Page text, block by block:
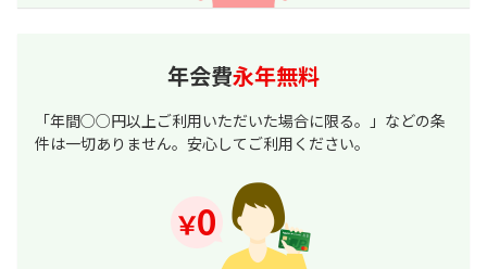
年会費永年無料
「年間○○円以上ご利用いただいた場合に限る。」などの条
件は一切ありません。安心してご利用ください。